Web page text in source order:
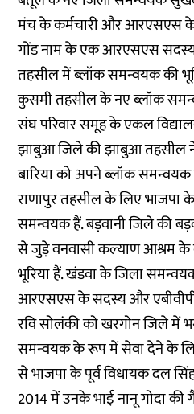
मंच के कर्मचारी और आरएसएस
गोंड नाम के एक आरएसएस सदस्य
तहसील में ब्लॉक समन्वयक की
कुसमी तहसील के नए ब्लॉक
संघ परिवार समूह के एकल
झाबुआ जिले की झाबुआ तहसील ने
बारिया को अपने ब्लॉक
राणापुर तहसील के लिए भाजपा
समन्वयक हैं. बड़वानी जिले की
से जुड़े वनवासी कल्याण आश्रम
भूरिया हैं. खंडवा के जिला
आरएसएस के सदस्य और
रवि सोलंकी को खरगोन जिले में
समन्वयक के रूप में सेवा देने के
से भाजपा के पूर्व विधायक दल
2014 में उनके भाई नानू गोदा की